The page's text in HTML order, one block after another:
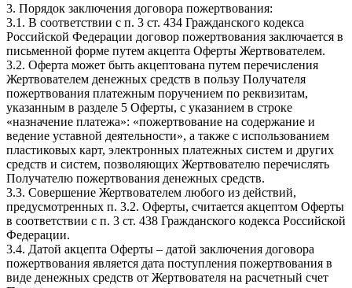
3. Порядок заключения договора пожертвования:
3.1. В соответствии с п. 3 ст. 434 Гражданского кодекса
Российской Федерации договор пожертвования заключается в
письменной форме путем акцепта Оферты Жертвователем.
3.2. Оферта может быть акцептована путем перечисления
Жертвователем денежных средств в пользу Получателя
пожертвования платежным поручением по реквизитам,
указанным в разделе 5 Оферты, с указанием в строке
«назначение платежа»: «пожертвование на содержание и
ведение уставной деятельности», а также с использованием
пластиковых карт, электронных платежных систем и других
средств и систем, позволяющих Жертвователю перечислять
Получателю пожертвования денежных средств.
3.3. Совершение Жертвователем любого из действий,
предусмотренных п. 3.2. Оферты, считается акцептом Оферты
в соответствии с п. 3 ст. 438 Гражданского кодекса Российской
Федерации.
3.4. Датой акцепта Оферты – датой заключения договора
пожертвования является дата поступления пожертвования в
виде денежных средств от Жертвователя на расчетный счет